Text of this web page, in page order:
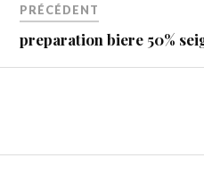
PRÉCÉDENT
preparation biere 50%